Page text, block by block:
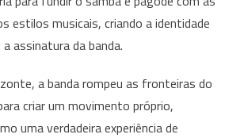
estilos musicais, criando a identidade
assinatura da banda.
a banda rompeu as fronteiras do
criar um movimento próprio,
uma verdadeira experiência de